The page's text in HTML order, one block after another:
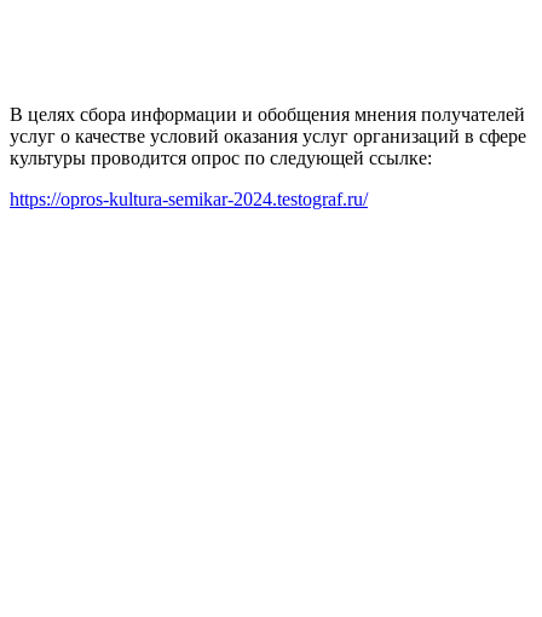
В целях сбора информации и обобщения мнения получателей
услуг о качестве условий оказания услуг организаций в сфере
культуры проводится опрос по следующей ссылке:
https://opros-kultura-semikar-2024.testograf.ru/